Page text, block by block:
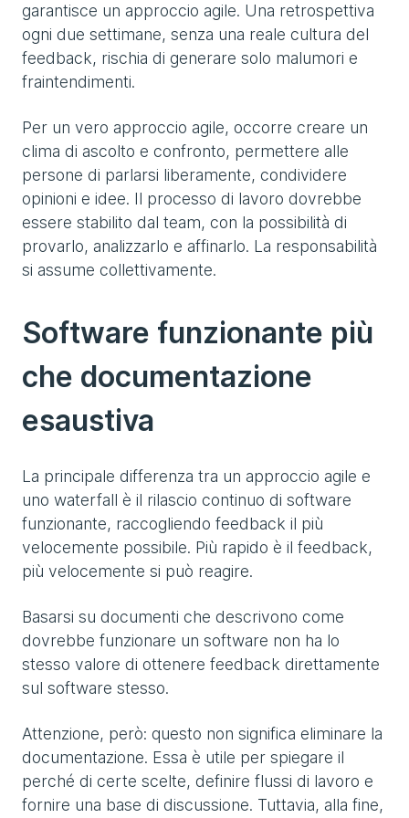
garantisce un approccio agile. Una retrospettiva
ogni due settimane, senza una reale cultura del
feedback, rischia di generare solo malumori e
fraintendimenti.
Per un vero approccio agile, occorre creare un
clima di ascolto e confronto, permettere alle
persone di parlarsi liberamente, condividere
opinioni e idee. Il processo di lavoro dovrebbe
essere stabilito dal team, con la possibilità di
provarlo, analizzarlo e affinarlo. La responsabilità
si assume collettivamente.
Software funzionante più
che documentazione
esaustiva
La principale differenza tra un approccio agile e
uno waterfall è il rilascio continuo di software
funzionante, raccogliendo feedback il più
velocemente possibile. Più rapido è il feedback,
più velocemente si può reagire.
Basarsi su documenti che descrivono come
dovrebbe funzionare un software non ha lo
stesso valore di ottenere feedback direttamente
sul software stesso.
Attenzione, però: questo non significa eliminare la
documentazione. Essa è utile per spiegare il
perché di certe scelte, definire flussi di lavoro e
fornire una base di discussione. Tuttavia, alla fine,